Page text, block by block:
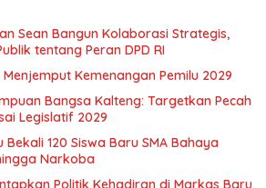
Sean Bangun Kolaborasi Strategis,
tentang Peran DPD RI
Kemenangan Pemilu 2029
Bangsa Kalteng: Targetkan Pecah
Legislatif 2029
Bekali 120 Siswa Baru SMA Bahaya
Narkoba
Politik Kehadiran di Markas Baru